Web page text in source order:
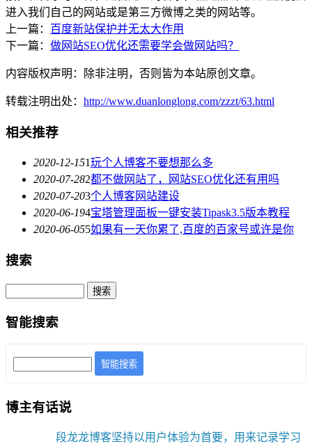
进入我们自己的网站或是第三方微博之类的网站等。
上一篇： 百度新站保护并无太大作用
下一篇： 做网站SEO优化还需要学会做网站吗？
内容版权声明：除非注明，否则皆为本站原创文章。
转载注明出处： http://www.duanlonglong.com/zzzt/63.html
相关推荐
2020-12-151玩个人博客不要想那么多
2020-07-282都不做网站了，网站SEO优化还有用吗
2020-07-203个人博客网站建设
2020-06-194宝塔管理面板一键安装Tipask3.5版本教程
2020-06-055如果有一天你累了,百度的百家号或许是你
搜索
智能搜索
智能搜索
博主有话说
段龙龙博客坚持以用户体验为首要，用来记录学习